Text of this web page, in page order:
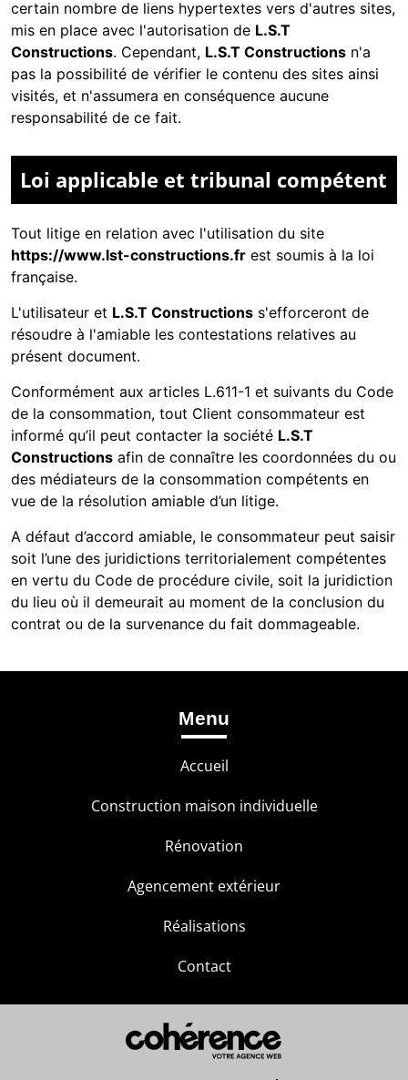
certain nombre de liens hypertextes vers d'autres sites,
mis en place avec l'autorisation de L.S.T
Constructions. Cependant, L.S.T Constructions n'a
pas la possibilité de vérifier le contenu des sites ainsi
visités, et n'assumera en conséquence aucune
responsabilité de ce fait.
Loi applicable et tribunal compétent
Tout litige en relation avec l'utilisation du site
https://www.lst-constructions.fr est soumis à la loi
française.
L'utilisateur et L.S.T Constructions s'efforceront de
résoudre à l'amiable les contestations relatives au
présent document.
Conformément aux articles L.611-1 et suivants du Code
de la consommation, tout Client consommateur est
informé qu’il peut contacter la société L.S.T
Constructions afin de connaître les coordonnées du ou
des médiateurs de la consommation compétents en
vue de la résolution amiable d’un litige.
A défaut d’accord amiable, le consommateur peut saisir
soit l’une des juridictions territorialement compétentes
en vertu du Code de procédure civile, soit la juridiction
du lieu où il demeurait au moment de la conclusion du
contrat ou de la survenance du fait dommageable.
Menu
Accueil
Construction maison individuelle
Rénovation
Agencement extérieur
Réalisations
Contact